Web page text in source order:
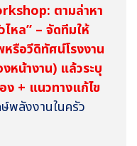
ตามล่าหา
ไหล” – จัดทีมให้
หรือวีดิทัศน์โรงงาน
หน้างาน) แล้วระบุ
ง + แนวทางแก้ไข
พลังงานในครัว